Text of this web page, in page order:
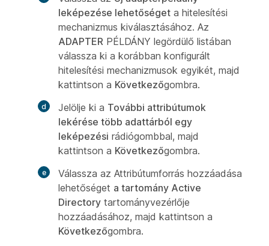
leképezése lehetőséget a hitelesítési
mechanizmus kiválasztásához. Az
ADAPTER PÉLDÁNY legördülő listában
válassza ki a korábban konfigurált
hitelesítési mechanizmusok egyikét, majd
kattintson a Következőgombra.
Jelölje ki a További attribútumok
lekérése több adattárból egy
leképezési rádiógombbal, majd
kattintson a Következőgombra.
Válassza az Attribútumforrás hozzáadása
lehetőséget a tartomány Active
Directory tartományvezérlője
hozzáadásához, majd kattintson a
Következőgombra.